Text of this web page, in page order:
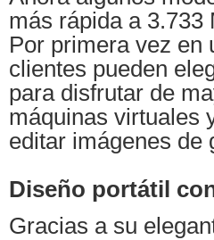
más rápida a 3.733
Por primera vez en
clientes pueden
para disfrutar de
máquinas virtuales
editar imágenes de
Diseño portátil
Gracias a su